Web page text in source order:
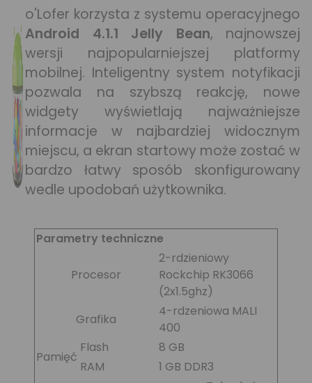
o'Lofer korzysta z systemu operacyjnego
Android 4.1.1 Jelly Bean, najnowszej
wersji najpopularniejszej platformy
mobilnej. Inteligentny system notyfikacji
pozwala na szybszą reakcję, nowe
widgety wyświetlają najważniejsze
informacje w najbardziej widocznym
miejscu, a ekran startowy może zostać w
bardzo łatwy sposób skonfigurowany
wedle upodobań użytkownika.
Parametry techniczne
Procesor
2-rdzieniowy
Rockchip RK3066
(2x1.5ghz)
Grafika
4-rdzeniowa MALI
400
Pamięć
Flash
8 GB
RAM
1 GB DDR3